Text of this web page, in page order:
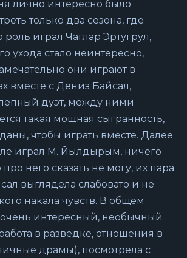
лично интересно было
только два сезона, где
роль играл Чаглар Эртугрул,
ухода стало неинтересно,
они играют в
вместе с Дениз Байсал,
дуэт, между ними
такая мощная сыгранность,
чтобы играть вместе. Далее
играл М. Йылдырым, ничего
про него сказать не могу, их пара
выглядела слабовато и не
накала чувств. В общем
интересный, необычный
в разведке, отношения в
драмы), посмотрела с